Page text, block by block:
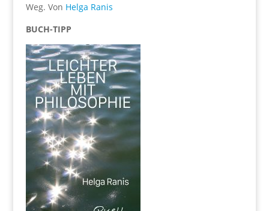
Weg. Von Helga Ranis
BUCH-TIPP